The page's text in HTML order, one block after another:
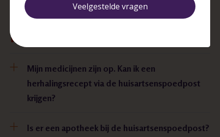
Medicijnen
Mijn medicijnen zijn op. Kan ik een
herhalingsrecept via de huisartsenspoedpost
krijgen?
Is er een apotheek bij de huisartsenspoedpost?
Veelgestelde vragen